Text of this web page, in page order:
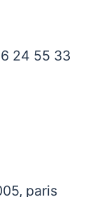
24 55 33
paris